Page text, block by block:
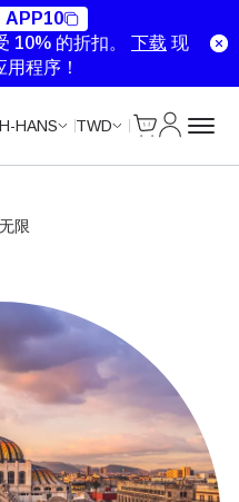
APP10
10% 的折扣。 下载 现
程序！
HANS TWD
限